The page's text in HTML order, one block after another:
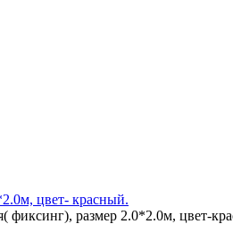
цвет- красный.
фиксинг), размер 2.0*2.0м, цвет-